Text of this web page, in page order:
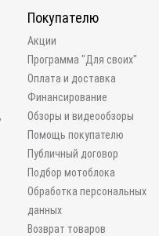
Покупателю
Акции
Программа "Для своих"
Оплата и доставка
Финансирование
Обзоры и видеообзоры
Помощь покупателю
Публичный договор
Подбор мотоблока
Обработка персональных
данных
Возврат товаров